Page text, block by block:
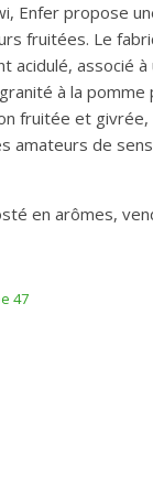
Enfer propose
fruitées. Le
acidulé, associé
à la
fruitée et
amateurs de
en arômes,
47